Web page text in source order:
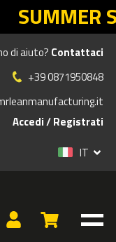
il
di aiuto? Contattaci
+39 0871950848
Accedi/Registrati
IT
»